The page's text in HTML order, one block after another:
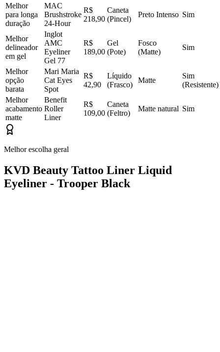
Melhor
para longa
duração
MAC
Brushstroke
24-Hour
R$
218,90
Caneta
(Pincel)
Preto Intenso Sim
Melhor
delineador
em gel
Inglot
AMC
Eyeliner
Gel 77
R$
189,00
Gel
(Pote)
Fosco
(Matte)
Sim
Melhor
opção
barata
Mari Maria
Cat Eyes
Spot
R$
42,90
Líquido
(Frasco)
Matte
Sim
(Resistente)
Melhor
acabamento
matte
Benefit
Roller
Liner
R$
109,00
Caneta
(Feltro)
Matte natural Sim
Melhor escolha geral
KVD Beauty Tattoo Liner Liquid
Eyeliner - Trooper Black